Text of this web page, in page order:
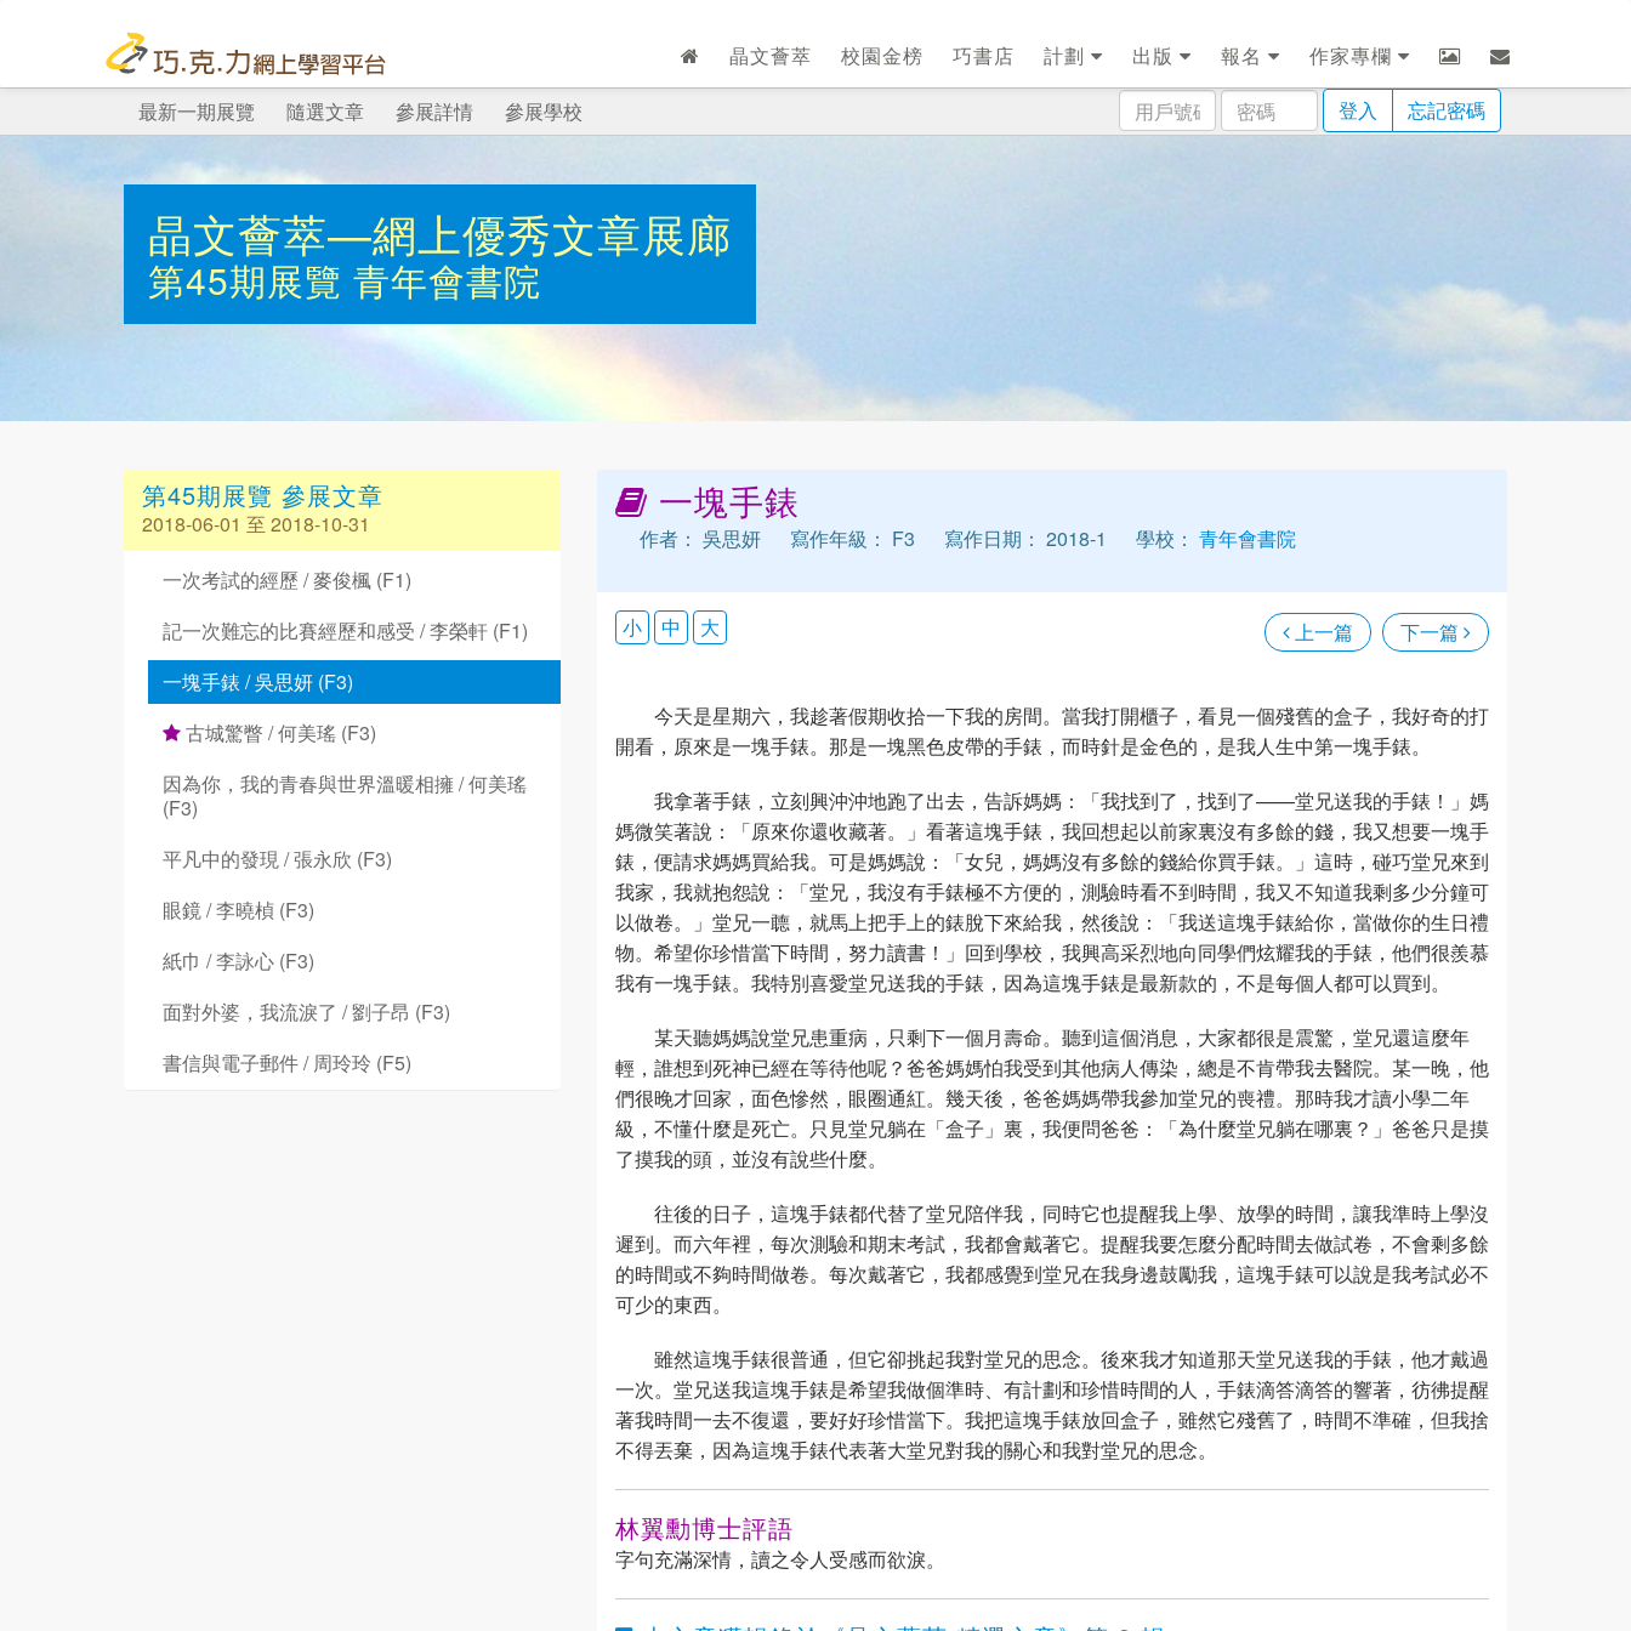
晶文薈萃 校園金榜 巧書店 計劃 出版 報名
作家專欄
用
戶
密
碼
登入 忘記密碼
最新一期展覽 隨選文章 參展詳情 參展學校
晶文薈萃—網上優秀文章展廊
第45期展覽 青年會書院
第45期展覽 參展文章
2018-06-01 至 2018-10-31
一次考試的經歷 / 麥俊楓 (F1)
記一次難忘的比賽經歷和感受 / 李榮軒 (F1)
一塊手錶 / 吳思妍 (F3)
古城驚瞥 / 何美瑤 (F3)
因為你，我的青春與世界溫暖相擁 / 何美瑤
(F3)
平凡中的發現 / 張永欣 (F3)
眼鏡 / 李曉楨 (F3)
紙巾 / 李詠心 (F3)
面對外婆，我流淚了 / 劉子昂 (F3)
書信與電子郵件 / 周玲玲 (F5)
一塊手錶
作者： 吳思妍 寫作年級： F3 寫作日期： 2018-1 學校： 青年會書院
上一篇 下一篇
小 中 大
今天是星期六，我趁著假期收拾一下我的房間。當我打開櫃子，看見一個殘舊的盒子，我好奇的打
開看，原來是一塊手錶。那是一塊黑色皮帶的手錶，而時針是金色的，是我人生中第一塊手錶。
我拿著手錶，立刻興沖沖地跑了出去，告訴媽媽：「我找到了，找到了——堂兄送我的手錶！」媽
媽微笑著說：「原來你還收藏著。」看著這塊手錶，我回想起以前家裏沒有多餘的錢，我又想要一塊手
錶，便請求媽媽買給我。可是媽媽說：「女兒，媽媽沒有多餘的錢給你買手錶。」這時，碰巧堂兄來到
我家，我就抱怨說：「堂兄，我沒有手錶極不方便的，測驗時看不到時間，我又不知道我剩多少分鐘可
以做卷。」堂兄一聼，就馬上把手上的錶脫下來給我，然後說：「我送這塊手錶給你，當做你的生日禮
物。希望你珍惜當下時間，努力讀書！」回到學校，我興高采烈地向同學們炫耀我的手錶，他們很羨慕
我有一塊手錶。我特別喜愛堂兄送我的手錶，因為這塊手錶是最新款的，不是每個人都可以買到。
某天聽媽媽說堂兄患重病，只剩下一個月壽命。聽到這個消息，大家都很是震驚，堂兄還這麼年
輕，誰想到死神已經在等待他呢？爸爸媽媽怕我受到其他病人傳染，總是不肯帶我去醫院。某一晚，他
們很晚才回家，面色慘然，眼圈通紅。幾天後，爸爸媽媽帶我參加堂兄的喪禮。那時我才讀小學二年
級，不懂什麼是死亡。只見堂兄躺在「盒子」裏，我便問爸爸：「為什麼堂兄躺在哪裏？」爸爸只是摸
了摸我的頭，並沒有說些什麼。
往後的日子，這塊手錶都代替了堂兄陪伴我，同時它也提醒我上學、放學的時間，讓我準時上學沒
遲到。而六年裡，每次測驗和期末考試，我都會戴著它。提醒我要怎麼分配時間去做試卷，不會剩多餘
的時間或不夠時間做卷。每次戴著它，我都感覺到堂兄在我身邊鼓勵我，這塊手錶可以說是我考試必不
可少的東西。
雖然這塊手錶很普通，但它卻挑起我對堂兄的思念。後來我才知道那天堂兄送我的手錶，他才戴過
一次。堂兄送我這塊手錶是希望我做個準時、有計劃和珍惜時間的人，手錶滴答滴答的響著，彷彿提醒
著我時間一去不復還，要好好珍惜當下。我把這塊手錶放回盒子，雖然它殘舊了，時間不準確，但我捨
不得丟棄，因為這塊手錶代表著大堂兄對我的關心和我對堂兄的思念。
林翼勳博士評語
字句充滿深情，讀之令人受感而欲淚。